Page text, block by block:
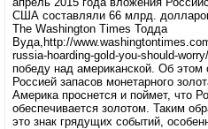
США составляли 66 млрд.
The Washington Times Тодда
Вуда,http://
russia-hoarding-gold-you-should-
победу над американской. Об этом
Россией запасов монетарного
Америка проснется и поймет, что
обеспечивается золотом. Таким
это знак грядущих событий,